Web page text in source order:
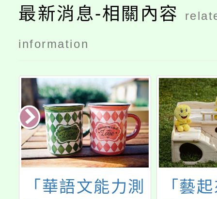
最新消息-相關內容
information
「華語文能力測
「藝